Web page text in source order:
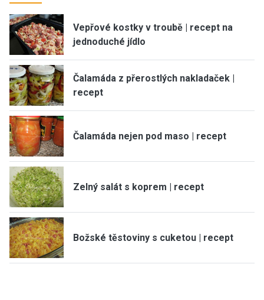
Vepřové kostky v troubě | recept na
jednoduché jídlo
Čalamáda z přerostlých nakladaček |
recept
Čalamáda nejen pod maso | recept
Zelný salát s koprem | recept
Božské těstoviny s cuketou | recept